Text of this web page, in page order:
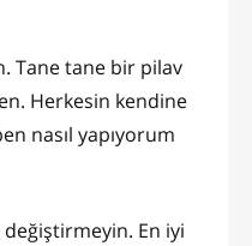
Tane tane bir pilav
Herkesin kendine
nasıl yapıyorum
değiştirmeyin. En iyi